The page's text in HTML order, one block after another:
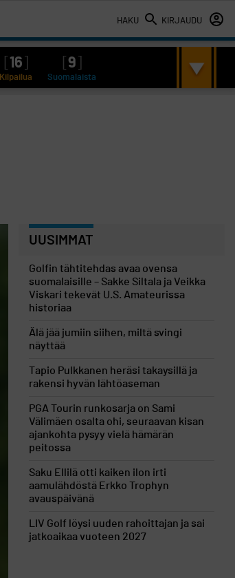
HAKU KIRJAUDU
16 9
Kilpailua Suomalaista
UUSIMMAT
Golfin tähtitehdas avaa ovensa
suomalaisille – Sakke Siltala ja Veikka
Viskari tekevät U.S. Amateurissa
historiaa
Älä jää jumiin siihen, miltä svingi
näyttää
Tapio Pulkkanen heräsi takaysillä ja
rakensi hyvän lähtöaseman
PGA Tourin runkosarja on Sami
Välimäen osalta ohi, seuraavan kisan
ajankohta pysyy vielä hämärän
peitossa
Saku Ellilä otti kaiken ilon irti
aamulähdöstä Erkko Trophyn
avauspäivänä
LIV Golf löysi uuden rahoittajan ja sai
jatkoaikaa vuoteen 2027